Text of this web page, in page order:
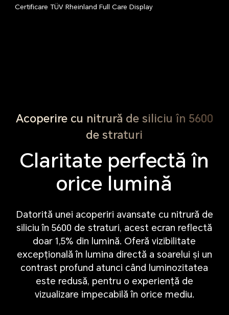
Certificare TÜV RheinlandFull Care Display
Acoperire cu nitrură de siliciu în 5600
de straturi
Claritate perfectă în
orice lumină
Datorită unei acoperiri avansate cu nitrură de
siliciu în 5600 de straturi, acest ecran reflectă
doar 1,5% din lumină. Oferă vizibilitate
excepțională în lumina directă a soarelui și un
contrast profund atunci când luminozitatea
este redusă, pentru o experiență de
vizualizare impecabilă în orice mediu.